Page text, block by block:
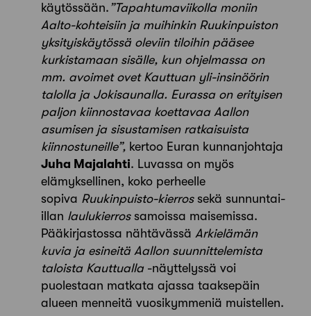
käytössään. ”Tapahtumaviikolla moniin
Aalto-kohteisiin ja muihinkin Ruukinpuiston
yksityiskäytössä oleviin tiloihin pääsee
kurkistamaan sisälle, kun ohjelmassa on
mm. avoimet ovet Kauttuan yli-insinöörin
talolla ja Jokisaunalla. Eurassa on erityisen
paljon kiinnostavaa koettavaa Aallon
asumisen ja sisustamisen ratkaisuista
kiinnostuneille”, kertoo Euran kunnanjohtaja
Juha Majalahti. Luvassa on myös
elämyksellinen, koko perheelle
sopiva Ruukinpuisto-kierrossekä sunnuntai-
illan laulukierrossamoissa maisemissa.
Pääkirjastossa nähtävässä Arkielämän
kuvia ja esineitä Aallon suunnittelemista
taloista Kauttualla -näyttelyssä voi
puolestaan matkata ajassa taaksepäin
alueen menneitä vuosikymmeniä muistellen.